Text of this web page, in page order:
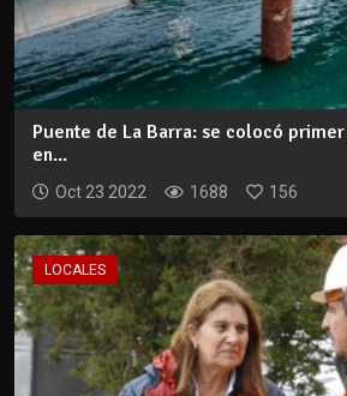
Puente de La Barra: se colocó
en...
Oct 23 2022 1688 156
LOCALES